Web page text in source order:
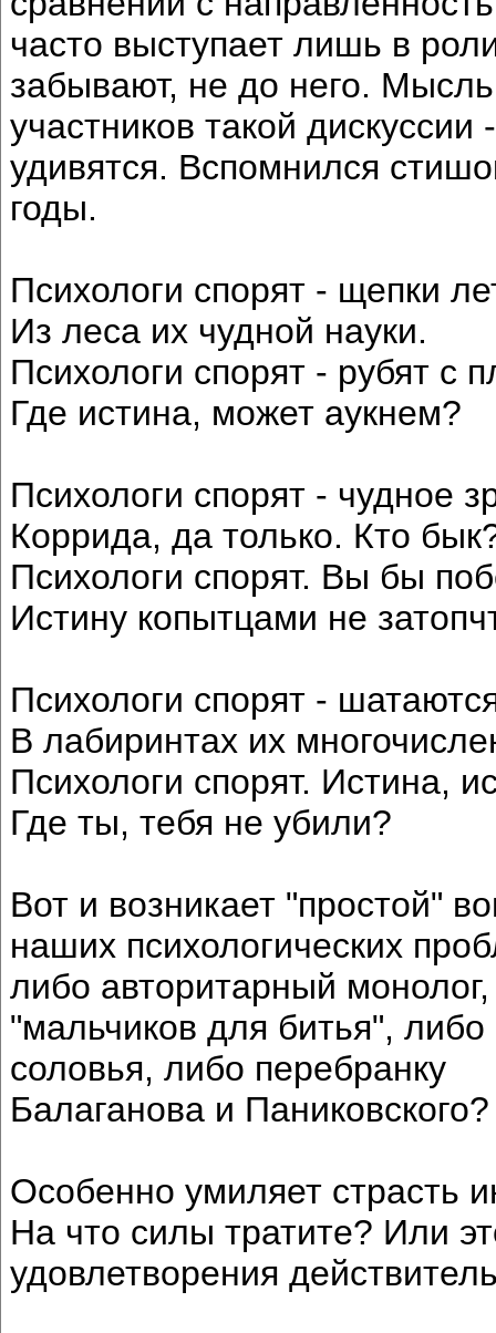
часто выступает лишь в
забывают, не до него. Мысль
участников такой
удивятся. Вспомнился
годы.
Психологи спорят - щепки
Из леса их чудной науки.
Психологи спорят - рубят с
Где истина, может аукнем?
Психологи спорят - чудное
Коррида, да только. Кто
Психологи спорят. Вы бы
Истину копытцами не
Психологи спорят -
В лабиринтах их
Психологи спорят. Истина,
Где ты, тебя не убили?
Вот и возникает "простой"
наших психологических
либо авторитарный
"мальчиков для битья",
соловья, либо перебранку
Балаганова и Паниковского?
Особенно умиляет страсть
На что силы тратите? Или
удовлетворения